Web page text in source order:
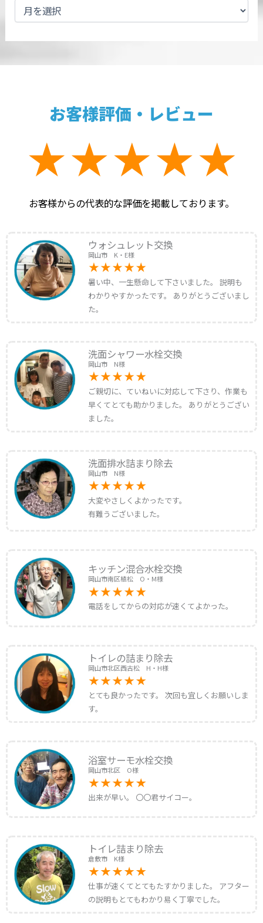
お客様評価・レビュー
お客様からの代表的な評価を掲載しております。
ウォシュレット交換
岡山市 K・E様
暑い中、一生懸命して下さいました。 説明も
わかりやすかったです。 ありがとうございまし
た。
洗面シャワー水栓交換
岡山市 N様
ご親切に、ていねいに対応して下さり、作業も
早くてとても助かりました。 ありがとうござい
ました。
洗面排水詰まり除去
岡山市 N様
大変やさしくよかったです。
有難うございました。
キッチン混合水栓交換
岡山市南区植松 O・M様
電話をしてからの対応が速くてよかった。
トイレの詰まり除去
岡山市北区西古松 H・H様
とても良かったです。 次回も宜しくお願いしま
す。
浴室サーモ水栓交換
岡山市北区 O様
出来が早い。 〇〇君サイコー。
トイレ詰まり除去
倉敷市 K様
仕事が速くてとてもたすかりました。 アフター
の説明もとてもわかり易く丁寧でした。